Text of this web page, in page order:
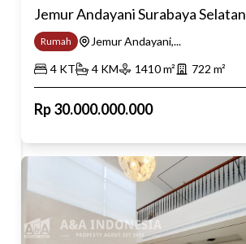
Jemur Andayani Surabaya Selatan
Rumah
Jemur Andayani,...
4KT 4KM 1410m² 722 m²
Rp30.000.000.000